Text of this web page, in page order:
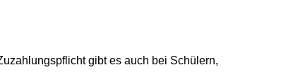
gibt es auch bei Schülern,